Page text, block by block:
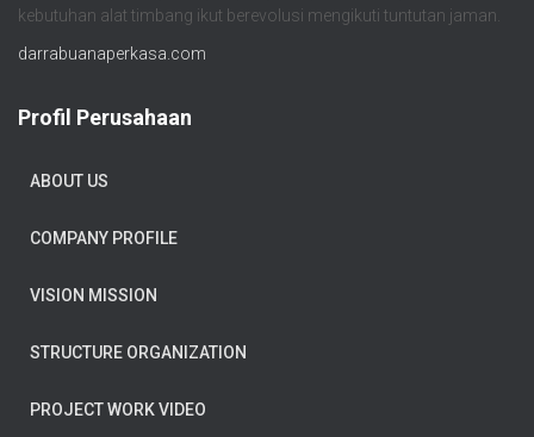
kebutuhan alat timbang ikut berevolusi mengikuti tuntutan jaman.
darrabuanaperkasa.com
Profil Perusahaan
ABOUT US
COMPANY PROFILE
VISION MISSION
STRUCTURE ORGANIZATION
PROJECT WORK VIDEO